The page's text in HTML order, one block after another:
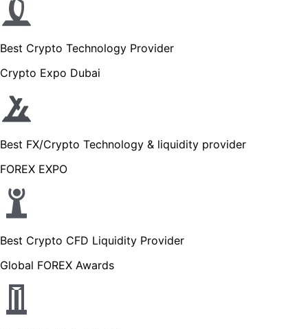
Best Crypto Technology Provider
Crypto Expo Dubai
Best FX/Crypto Technology & liquidity provider
FOREX EXPO
Best Crypto CFD Liquidity Provider
Global FOREX Awards